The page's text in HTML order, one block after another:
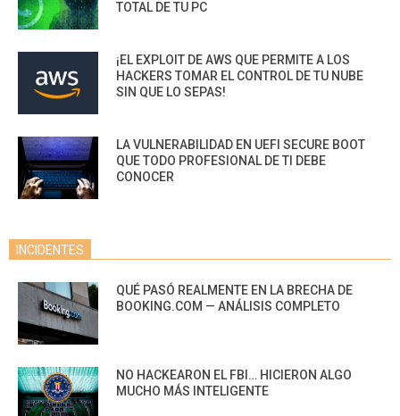
TOTAL DE TU PC
¡EL EXPLOIT DE AWS QUE PERMITE A LOS
HACKERS TOMAR EL CONTROL DE TU NUBE
SIN QUE LO SEPAS!
LA VULNERABILIDAD EN UEFI SECURE BOOT
QUE TODO PROFESIONAL DE TI DEBE
CONOCER
INCIDENTES
QUÉ PASÓ REALMENTE EN LA BRECHA DE
BOOKING.COM — ANÁLISIS COMPLETO
NO HACKEARON EL FBI… HICIERON ALGO
MUCHO MÁS INTELIGENTE